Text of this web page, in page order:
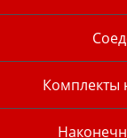
Комплекты